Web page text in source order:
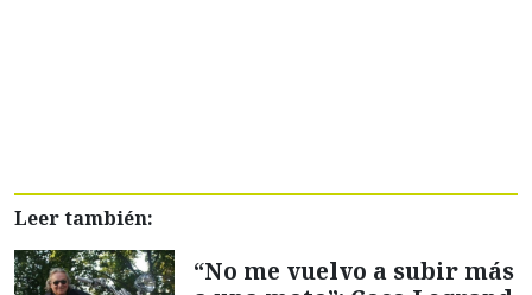
Leer también:
“No me vuelvo a subir más